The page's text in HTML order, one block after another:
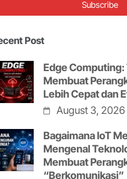
Post
Edge
Membuat
Lebih Cepat dan
August 3, 2026
Bagaimana IoT
Mengenal
Membuat
“Berkomunikasi”